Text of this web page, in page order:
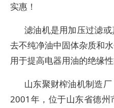
实惠！
滤油机是用加压过滤
去不纯净油中固体杂质和
用于提高电器用油的绝缘
山东聚财榨油机制造
2001年，位于山东省德